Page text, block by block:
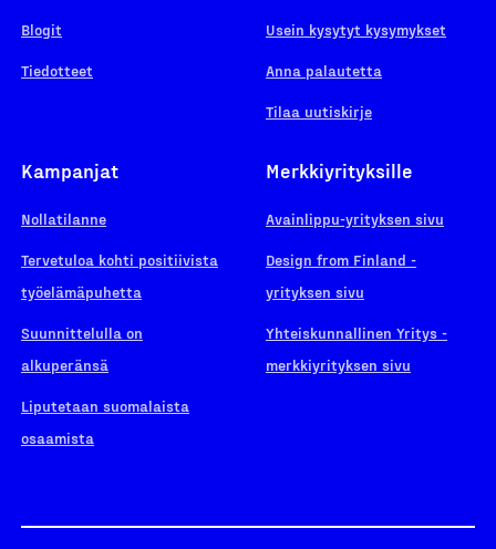
Blogit
Tiedotteet
Usein kysytyt kysymykset
Anna palautetta
Tilaa uutiskirje
Kampanjat
Nollatilanne
Tervetuloa kohti positiivista
työelämäpuhetta
Suunnittelulla on
alkuperänsä
Liputetaan suomalaista
osaamista
Merkkiyrityksille
Avainlippu-yrityksen sivu
Design from Finland -
yrityksen sivu
Yhteiskunnallinen Yritys -
merkkiyrityksen sivu